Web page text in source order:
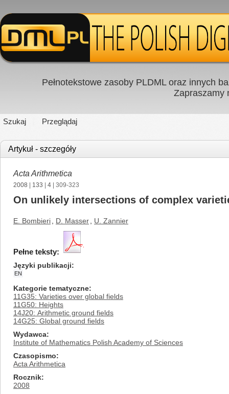
Pełnotekstowe zasoby PLDML oraz innych
Zapraszamy
Szukaj Przeglądaj
Artykuł - szczegóły
Acta Arithmetica
2008 133 4 | 309-323
On unlikely intersections of complex
E. Bombieri D. Masser U. Zannier
Pełne teksty:
Języki publikacji
EN
Kategorie tematyczne
11G35: Varieties over global fields
11G50: Heights
14J20: Arithmetic ground fields
14G25: Global ground fields
Wydawca
Institute of Mathematics Polish Academy of Sciences
Czasopismo
Acta Arithmetica
Rocznik
2008